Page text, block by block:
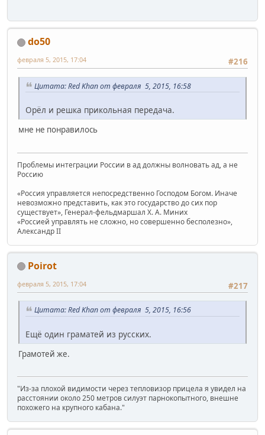
do50
#216
февраля 5, 2015, 17:04
Цитата: Red Khan от февраля 5, 2015, 16:58
Орёл и решка прикольная передача.
мне не понравилось
Проблемы интеграции России в ад должны волновать ад, а не
Россию
«Россия управляется непосредственно Господом Богом. Иначе
невозможно представить, как это государство до сих пор
существует», Генерал-фельдмаршал Х. А. Миних
«Россией управлять не сложно, но совершенно бесполезно»,
Александр II
Poirot
#217
февраля 5, 2015, 17:04
Цитата: Red Khan от февраля 5, 2015, 16:56
Ещё один граматей из русских.
Грамотей же.
"Из-за плохой видимости через тепловизор прицела я увидел на
расстоянии около 250 метров силуэт парнокопытного, внешне
похожего на крупного кабана."